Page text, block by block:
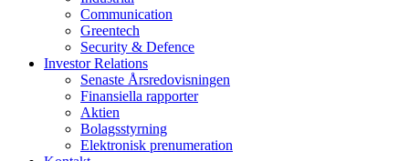
Communication
Greentech
Security & Defence
Investor Relations
Senaste Årsredovisningen
Finansiella rapporter
Aktien
Bolagsstyrning
Elektronisk prenumeration